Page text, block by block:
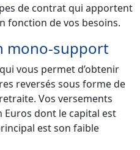
de contrat qui apportent
fonction de vos besoins.
mono-support
vous permet d’obtenir
reversés sous forme de
Vos versements
dont le capital est
est son faible